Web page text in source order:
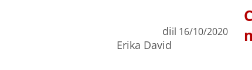
di
Erika David
il 16/10/2020